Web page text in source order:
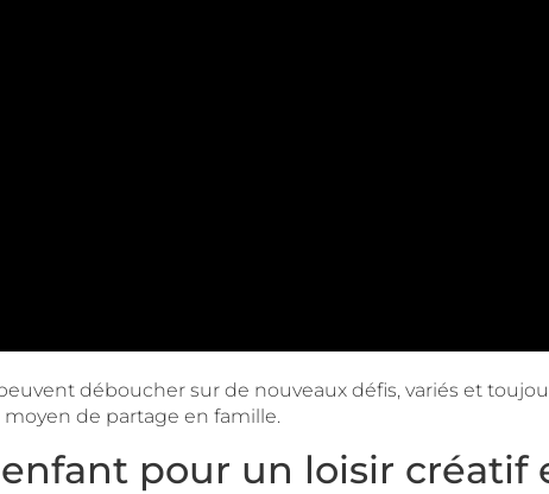
déboucher sur de nouveaux défis, variés et
de partage en famille.
pour un loisir créatif